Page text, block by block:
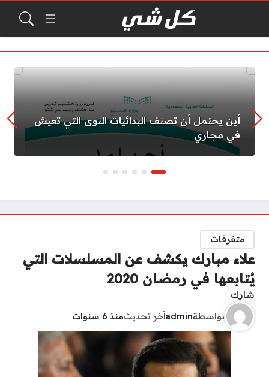
أين يحتمل أن تصنف البدائيات النوى التي تعيش
في مجاري
متفرقات
علاء مبارك يكشف عن المسلسلات التي
يُتابعها في رمضان 2020
شارك
بواسطةadminآخر تحديثمنذ 6 سنوات